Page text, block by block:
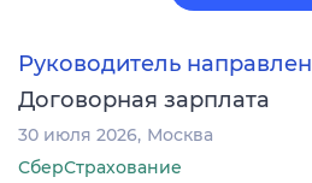
Руководитель
Договорная зарплата
30 июля 2026 Москва
СберСтрахование